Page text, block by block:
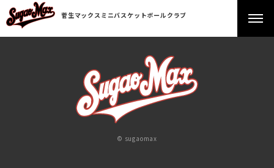
菅生マックスミニバスケットボールクラブ
© sugaomax